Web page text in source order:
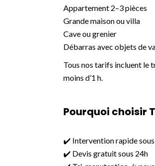
Appartement 2–3 pièces
Grande maison ou villa
Cave ou grenier
Débarras avec objets de
Tous nos tarifs incluent le
moins d’1 h.
Pourquoi choisir
✔️ Intervention rapide
✔️ Devis gratuit sous 24h